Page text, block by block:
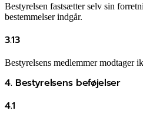
Bestyrelsen fastsætter selv sin
bestemmelser indgår.
3.13
Bestyrelsens medlemmer modtager
4. Bestyrelsens beføjelser
4.1